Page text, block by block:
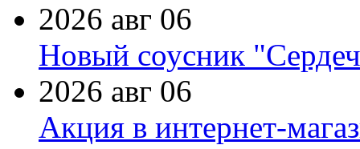
2026 авг 06
Новый соусник
2026 авг 06
Акция в интернет-